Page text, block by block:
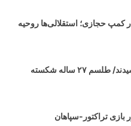
حجازی؛ استقلالی‌ها روحیه
ایران و چین در نیمه‌نهایی آسیا به هم رسیدند/ طلسم ۲۷ ساله شکسته
بازی تراکتور-سپاهان